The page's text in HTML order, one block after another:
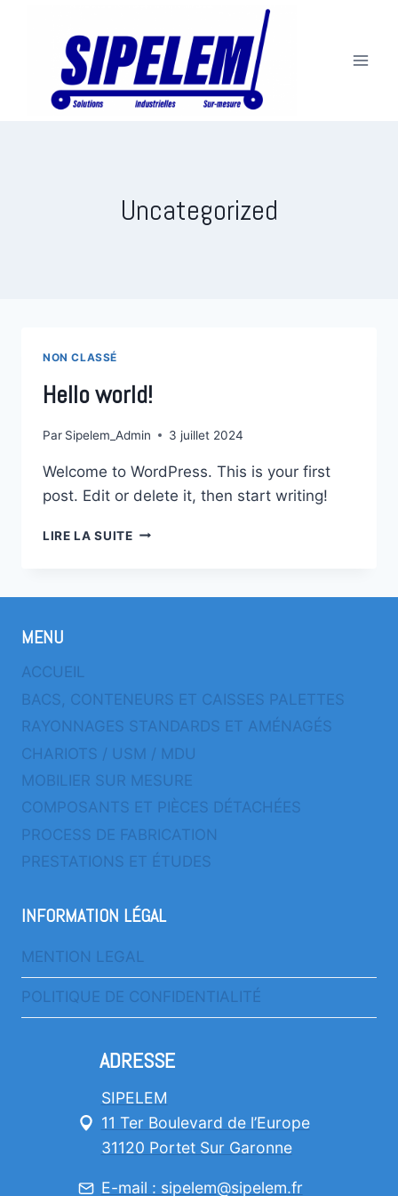
Uncategorized
NON CLASSÉ
Hello world!
Par Sipelem_Admin 3 juillet 2024
Welcome to WordPress. This is your first
post. Edit or delete it, then start writing!
LIRE LA SUITEHELLO
MENU
ACCUEIL
BACS, CONTENEURS ET CAISSES PALETTES
RAYONNAGES STANDARDS ET AMÉNAGÉS
CHARIOTS / USM / MDU
MOBILIER SUR MESURE
COMPOSANTS ET PIÈCES DÉTACHÉES
PROCESS DE FABRICATION
PRESTATIONS ET ÉTUDES
INFORMATION LÉGAL
MENTION LEGAL
POLITIQUE DE CONFIDENTIALITÉ
ADRESSE
SIPELEM
11 Ter Boulevard de l’Europe
31120 Portet Sur Garonne
E-mail : sipelem@sipelem.fr